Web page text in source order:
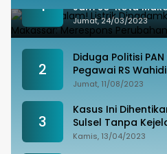
1
Jam se-Kota
Perubahan Iklim
Jumat, 24/03/2023
2
Diduga Politisi
Pegawai RS
Tak Terima
Jumat, 11/08/2023
3
Kasus Ini
Sulsel Tanpa
Kamis, 13/04/2023